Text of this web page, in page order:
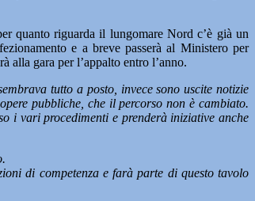
quanto riguarda il lungomare Nord c’è già un
e a breve passerà al Ministero per
alla gara per l’appalto entro l’anno.
tutto a posto, invece sono uscite notizie
pubbliche, che il percorso non è cambiato.
i vari procedimenti e prenderà iniziative anche
di competenza e farà parte di questo tavolo